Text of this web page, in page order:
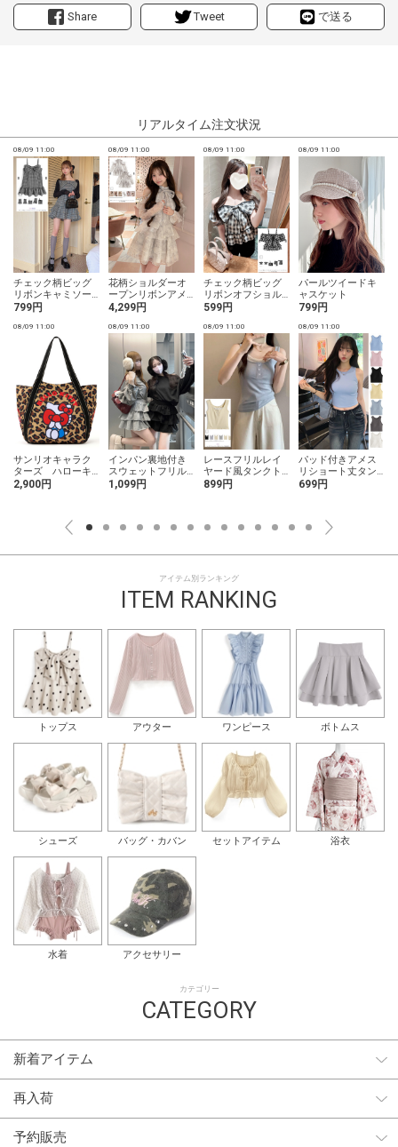
Share Tweet で送る
リアルタイム注文状況
08/09 11:00
チェック柄ビッグ
リボンキャミソー
ルワンピース
799円
08/09 11:00
花柄ショルダーオ
ープンリボンアメ
スリティアードミ
4,299円
08/09 11:00
チェック柄ビッグ
リボンオフショル
ダーシャーリング
599円
08/09 11:00
パールツイードキ
ャスケット
799円
08/09 11:00
サンリオキャラク
ターズ ハローキ
ティレオパード柄
2,900円
08/09 11:00
インパン裏地付き
スウェットフリル
ミニスカート
1,099円
08/09 11:00
レースフリルレイ
ヤード風タンクト
ップ
899円
08/09 11:00
パッド付きアメス
リショート丈タン
クトップ
699円
アイテム別ランキング
ITEM RANKING
トップス アウター ワンピース ボトムス
シューズ バッグ・カバン セットアイテム 浴衣
水着 アクセサリー
カテゴリー
CATEGORY
新着アイテム
再入荷
予約販売